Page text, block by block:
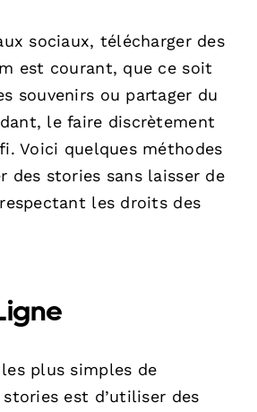
sociaux, télécharger des
est courant, que ce soit
souvenirs ou partager du
le faire discrètement
Voici quelques méthodes
des stories sans laisser de
les droits des
plus simples de
est d’utiliser des